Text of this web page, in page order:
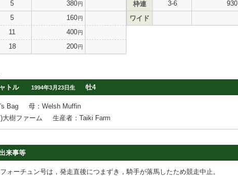
5 380円
5 160円
11 400円
18 200円
枠連 3-6 930
ワイド
トル
1994年3月23日生 牡4
Bag
母：Welsh Muffin
大樹ファーム
生産者：Taiki Farm
来事等
ォーチュン号は，発走直後につまずき，騎手が落馬したため競走中止。